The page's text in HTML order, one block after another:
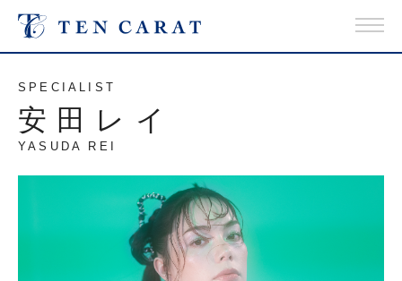
SPECIALIST
安田レイ
YASUDA REI